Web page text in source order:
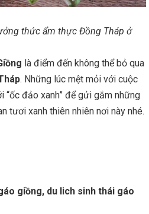
thực Đồng Tháp ở
là điểm đến không thể bỏ qua
. Những lúc mệt mỏi với cuộc
“ốc đảo xanh” để gửi gắm những
tươi xanh thiên nhiên nơi này nhé.
giồng, du lich sinh thái gáo